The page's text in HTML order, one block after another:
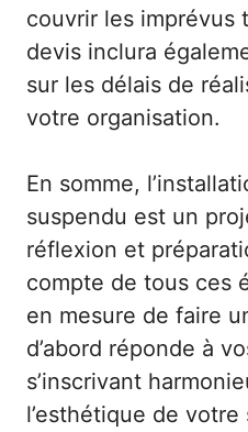
couvrir les imprévus
devis inclura
sur les délais de
votre organisation.
En somme,
suspendu est un
réflexion et
compte de tous ces
en mesure de faire
d’abord réponde à
s’inscrivant
l’esthétique de votre